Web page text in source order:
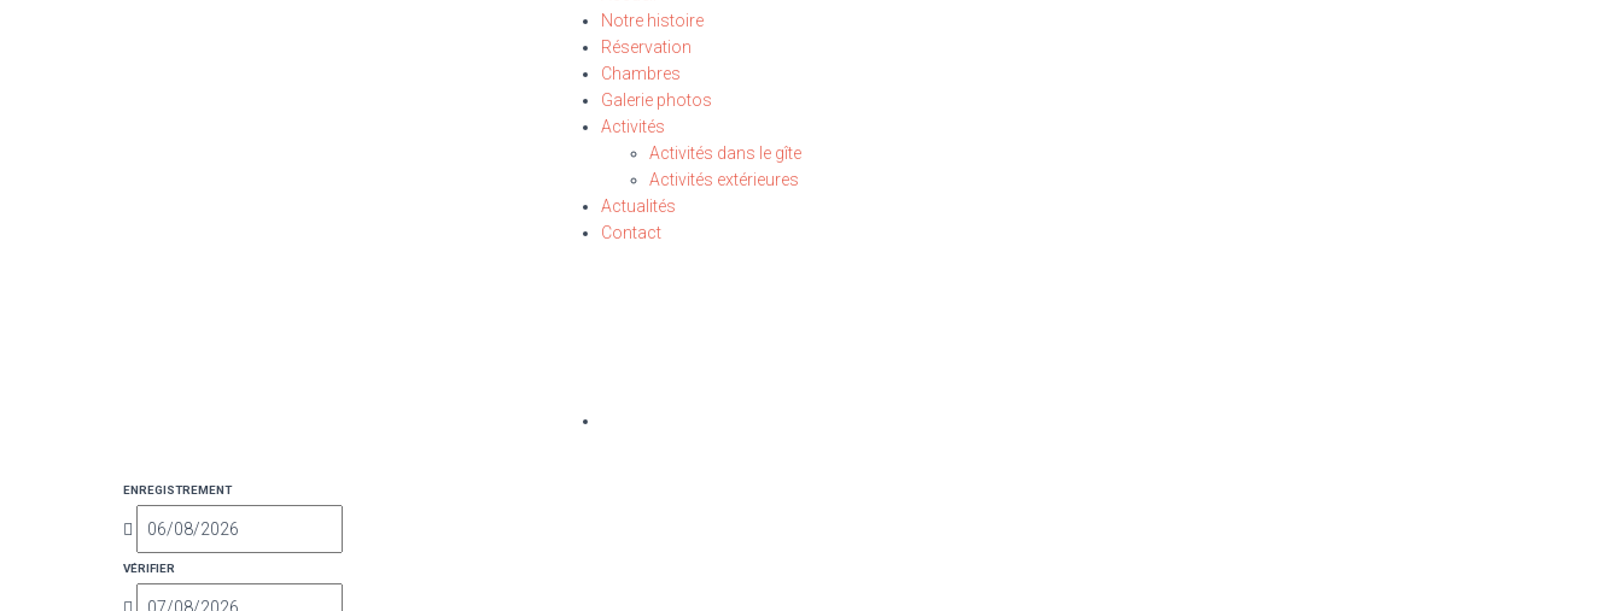
Notre histoire
Réservation
Chambres
Galerie photos
Activités
Activités dans le gîte
Activités extérieures
Actualités
Contact
ENREGISTREMENT
VÉRIFIER